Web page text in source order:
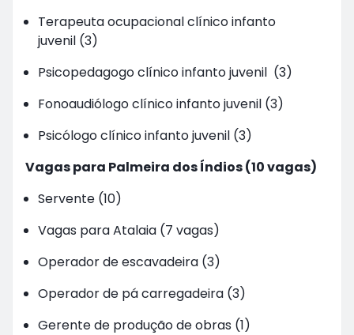
Terapeuta ocupacional clínico infanto
juvenil (3)
Psicopedagogo clínico infanto juvenil (3)
Fonoaudiólogo clínico infanto juvenil (3)
Psicólogo clínico infanto juvenil (3)
Vagas para Palmeira dos Índios (10 vagas)
Servente (10)
Vagas para Atalaia (7 vagas)
Operador de escavadeira (3)
Operador de pá carregadeira (3)
Gerente de produção de obras (1)